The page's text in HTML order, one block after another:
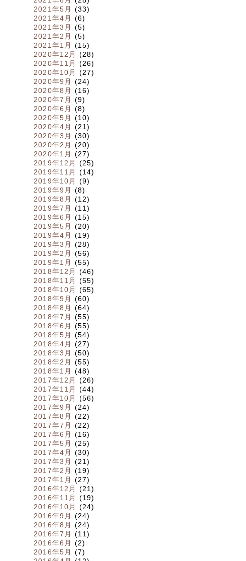
2021年5月
(33)
2021年4月
(6)
2021年3月
(5)
2021年2月
(5)
2021年1月
(15)
2020年12月
(28)
2020年11月
(26)
2020年10月
(27)
2020年9月
(24)
2020年8月
(16)
2020年7月
(9)
2020年6月
(8)
2020年5月
(10)
2020年4月
(21)
2020年3月
(30)
2020年2月
(20)
2020年1月
(27)
2019年12月
(25)
2019年11月
(14)
2019年10月
(9)
2019年9月
(8)
2019年8月
(12)
2019年7月
(11)
2019年6月
(15)
2019年5月
(20)
2019年4月
(19)
2019年3月
(28)
2019年2月
(56)
2019年1月
(55)
2018年12月
(46)
2018年11月
(55)
2018年10月
(65)
2018年9月
(60)
2018年8月
(64)
2018年7月
(55)
2018年6月
(55)
2018年5月
(54)
2018年4月
(27)
2018年3月
(50)
2018年2月
(55)
2018年1月
(48)
2017年12月
(26)
2017年11月
(44)
2017年10月
(56)
2017年9月
(24)
2017年8月
(22)
2017年7月
(22)
2017年6月
(16)
2017年5月
(25)
2017年4月
(30)
2017年3月
(21)
2017年2月
(19)
2017年1月
(27)
2016年12月
(21)
2016年11月
(19)
2016年10月
(24)
2016年9月
(24)
2016年8月
(24)
2016年7月
(11)
2016年6月
(2)
2016年5月
(7)